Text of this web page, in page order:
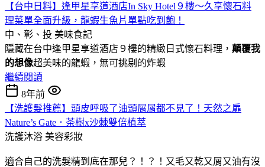
【台中日料】逢甲星享道酒店In Sky Hotel９樓～久享懷石料
理菜單全面升級，龍蝦生魚片單點吃到飽！
中、彰、投 美味食記
隱藏在台中逢甲星享道酒店９樓的精緻日式懷石料理， 顛覆我
的想像超美味的龍蝦，無可挑剔的炸蝦
繼續閱讀
8年前
【洗護髮推薦】頭皮呼吸了油頭屑屑都不見了！天然之扉
Nature’s Gate．茶樹x沙棘雙倍植萃
洗護沐浴 美容彩妝
適合自己的洗髮精到底在那兒？！？！又毛又乾又屑又油有沒